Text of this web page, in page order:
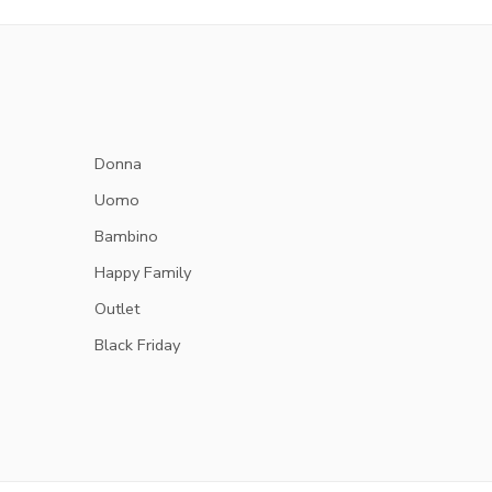
Donna
Uomo
Bambino
Happy Family
Outlet
Black Friday